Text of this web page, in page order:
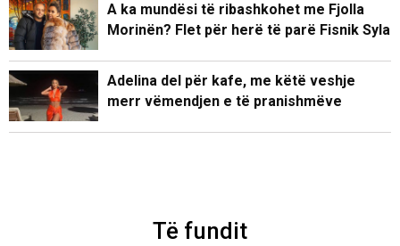
A ka mundësi të ribashkohet me Fjolla
Morinën? Flet për herë të parë Fisnik Syla
Adelina del për kafe, me këtë veshje
merr vëmendjen e të pranishmëve
Të fundit